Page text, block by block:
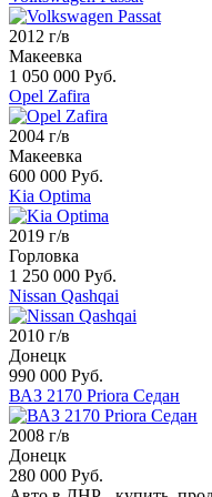
2012 г/в
Макеевка
1 050 000 Руб.
Opel Zafira
2004 г/в
Макеевка
600 000 Руб.
Kia Optima
2019 г/в
Горловка
1 250 000 Руб.
Nissan Qashqai
2010 г/в
Донецк
990 000 Руб.
ВАЗ 2170 Priora Седан
2008 г/в
Донецк
280 000 Руб.